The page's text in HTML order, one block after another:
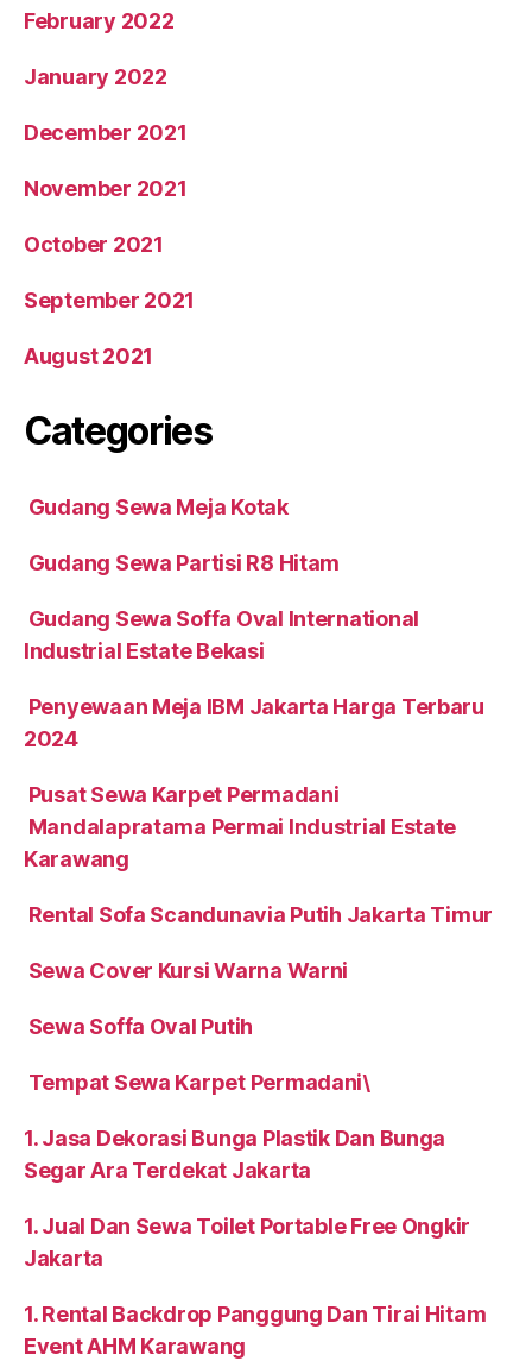
February 2022
January 2022
December 2021
November 2021
October 2021
September 2021
August 2021
Categories
Gudang Sewa Meja Kotak
Gudang Sewa Partisi R8 Hitam
Gudang Sewa Soffa Oval International
Industrial Estate Bekasi
Penyewaan Meja IBM Jakarta Harga Terbaru
2024
Pusat Sewa Karpet Permadani
Mandalapratama Permai Industrial Estate
Karawang
Rental Sofa Scandunavia Putih Jakarta Timur
Sewa Cover Kursi Warna Warni
Sewa Soffa Oval Putih
Tempat Sewa Karpet Permadani\
1. Jasa Dekorasi Bunga Plastik Dan Bunga
Segar Ara Terdekat Jakarta
1. Jual Dan Sewa Toilet Portable Free Ongkir
Jakarta
1. Rental Backdrop Panggung Dan Tirai Hitam
Event AHM Karawang